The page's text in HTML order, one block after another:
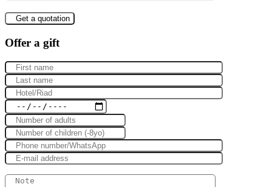
Offer a gift